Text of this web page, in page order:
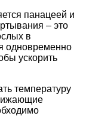
панацеей и
– это
в
одновременно
ускорить
температуру